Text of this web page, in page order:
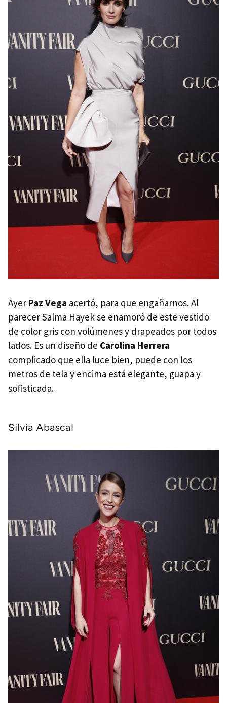
Ayer Paz Vega acertó, para que engañarnos. Al
parecer Salma Hayek se enamoró de este vestido
de color gris con volúmenes y drapeados por todos
lados. Es un diseño de Carolina Herrera
complicado que ella luce bien, puede con los
metros de tela y encima está elegante, guapa y
sofisticada.
Silvia Abascal